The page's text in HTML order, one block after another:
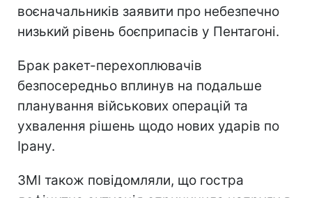
воєначальників заявити про небезпечно
низький рівень боєприпасів у Пентагоні.
Брак ракет-перехоплювачів
безпосередньо вплинув на подальше
планування військових операцій та
ухвалення рішень щодо нових ударів по
Ірану.
ЗМІ також повідомляли, що гостра